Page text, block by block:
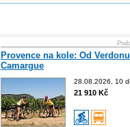
Provence na kole: Od
Camargue
28.08.2026, 10
21 910 Kč